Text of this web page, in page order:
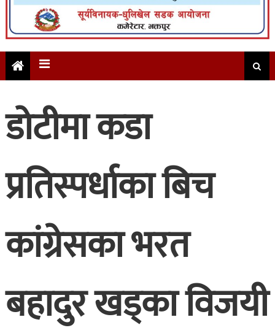
डोटीमा कडा
प्रतिस्पर्धाका बिच
कांग्रेसका भरत
बहादुर खड्का विजयी